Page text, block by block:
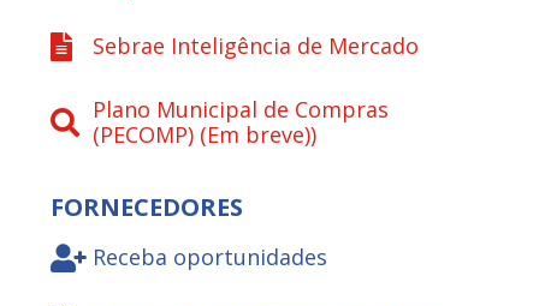
Sebrae Inteligência de Mercado
Plano Municipal de Compras
(PECOMP) (Em breve))
FORNECEDORES
Receba oportunidades